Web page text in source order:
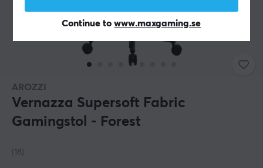
Continue towww.maxgaming.se
AROZZI
Vernazza Supersoft Fabric
Gamingstol - Forest
(18)